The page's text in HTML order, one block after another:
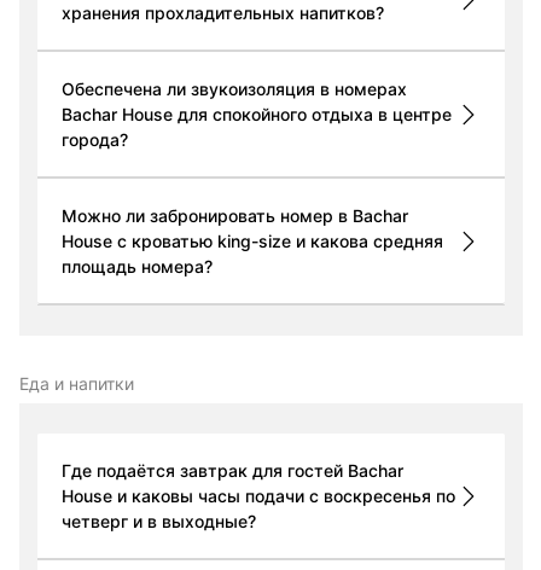
хранения прохладительных напитков?
Обеспечена ли звукоизоляция в номерах
Bachar House для спокойного отдыха в центре
города?
Можно ли забронировать номер в Bachar
House с кроватью king-size и какова средняя
площадь номера?
Еда и напитки
Где подаётся завтрак для гостей Bachar
House и каковы часы подачи с воскресенья по
четверг и в выходные?